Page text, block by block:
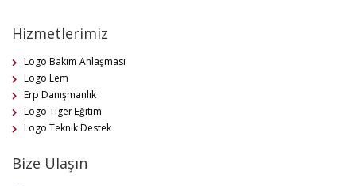
Hizmetlerimiz
Logo Bakım Anlaşması
Logo Lem
Erp Danışmanlık
Logo Tiger Eğitim
Logo Teknik Destek
Bize Ulaşın